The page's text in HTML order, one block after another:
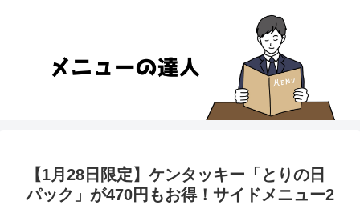
【1月28日限定】ケンタッキー「とりの日
パック」が470円もお得！サイドメニュー2